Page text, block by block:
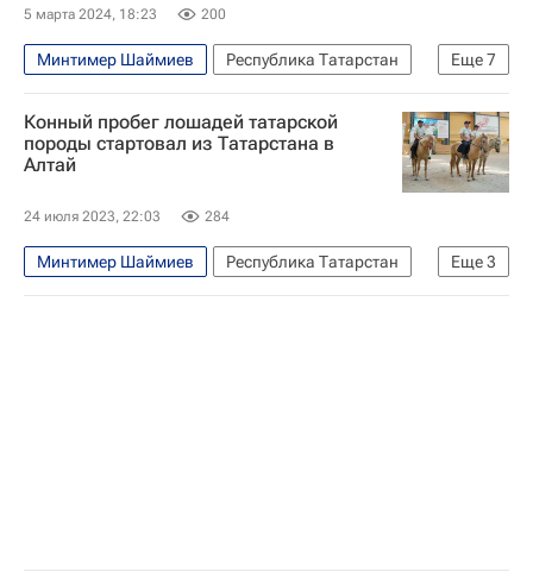
Владимир Путин
Евгений Примаков
Республика Татарстан (Татарстан)
5 марта 2024, 18:23 200
Еще7
Минтимер Шаймиев
Республика Татарстан
Россия
Рустам Минниханов
Евгений Примаков
Организация исламского сотрудничества
Ближний Восток
Сектор Газа
Республика Татарстан (Татарстан)
Конный пробег лошадей татарской
породы стартовал из Татарстана в
Алтай
24 июля 2023, 22:03 284
Еще3
Минтимер Шаймиев
Республика Татарстан
Республика Татарстан (Татарстан)